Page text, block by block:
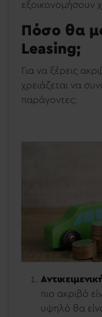
εξοικονομήσουν
Πόσο θα
Leasing;
Για να ξέρεις
χρειάζεται να
παράγοντες:
πιο ακριβό
υψηλό θα